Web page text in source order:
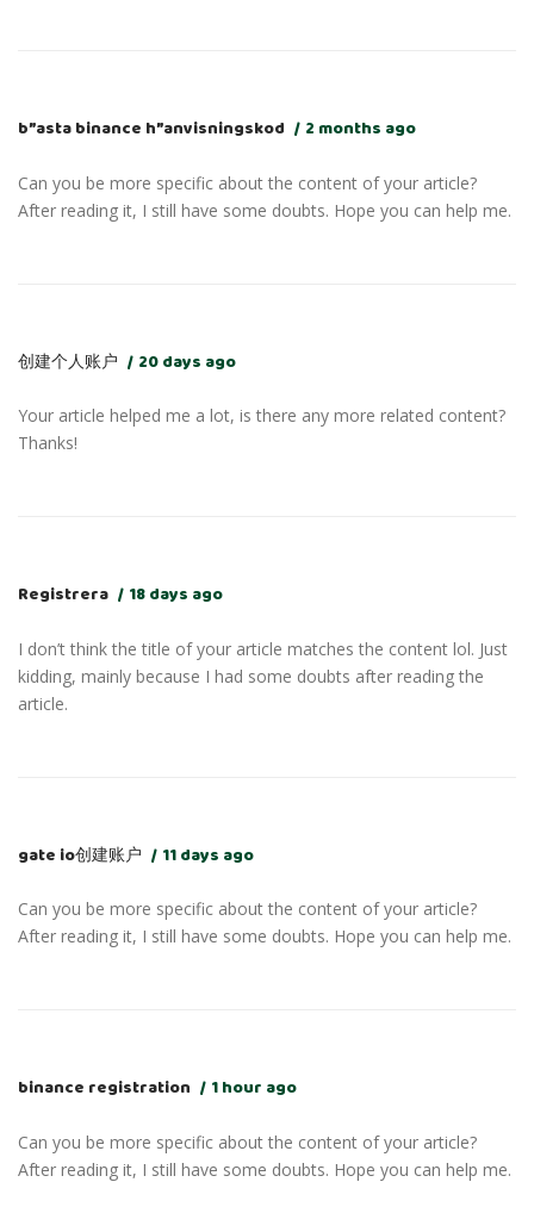
b”asta binance h”anvisningskod 2 months ago
Can you be more specific about the content of your article?
After reading it, I still have some doubts. Hope you can help me.
创建个人账户 20 days ago
Your article helped me a lot, is there any more related content?
Thanks!
Registrera 18 days ago
I don’t think the title of your article matches the content lol. Just
kidding, mainly because I had some doubts after reading the
article.
gate io创建账户 11 days ago
Can you be more specific about the content of your article?
After reading it, I still have some doubts. Hope you can help me.
binance registration 1 hour ago
Can you be more specific about the content of your article?
After reading it, I still have some doubts. Hope you can help me.